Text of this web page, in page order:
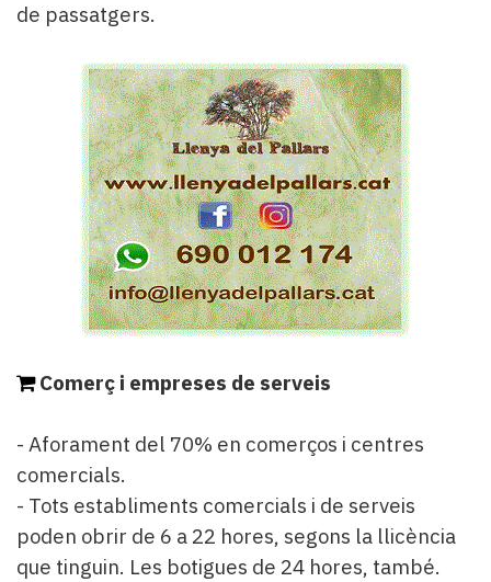
de passatgers.
Comerç i empreses de serveis
- Aforament del 70% en comerços i centres
comercials.
- Tots establiments comercials i de serveis
poden obrir de 6 a 22 hores, segons la llicència
que tinguin. Les botigues de 24 hores, també.